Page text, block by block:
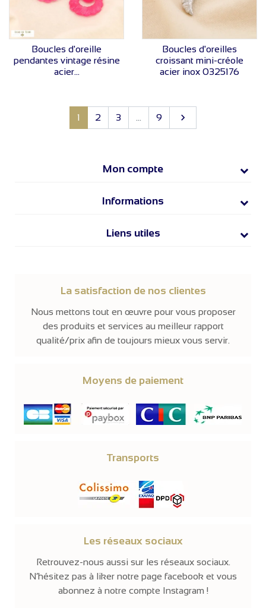
VOIR LE PRIX
Boucles d'oreille
pendantes vintage résine
acier...
VOIR LE PRIX
Boucles d'oreilles
croissant mini-créole
acier inox 0325176
1 2 3 9 SUIVANT

Mon compte
Informations
Liens utiles
La satisfaction de nos clientes
Nous mettons tout en œuvre pour vous proposer
des produits et services au meilleur rapport
qualité/prix afin de toujours mieux vous servir.
Moyens de paiement
Transports
Les réseaux sociaux
Retrouvez-nous aussi sur les réseaux sociaux.
N’hésitez pas à liker notre page facebook et vous
abonnez à notre compte Instagram !